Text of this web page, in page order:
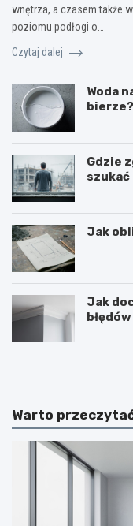
wnętrza, a czasem także
poziomu podłogi o…
Czytaj dalej
Woda
bierze?
Gdzie
szukać
Jak
Jak
błędów
N
d
a
B
a
b
Warto